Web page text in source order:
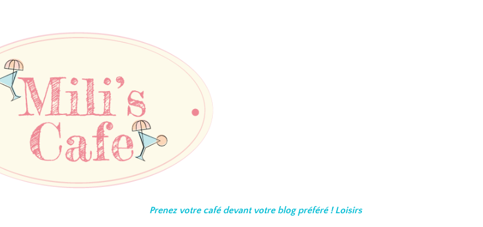
Prenez votre café devant votre blog préféré ! Loisirs